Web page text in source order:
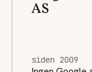
AS
siden 2009